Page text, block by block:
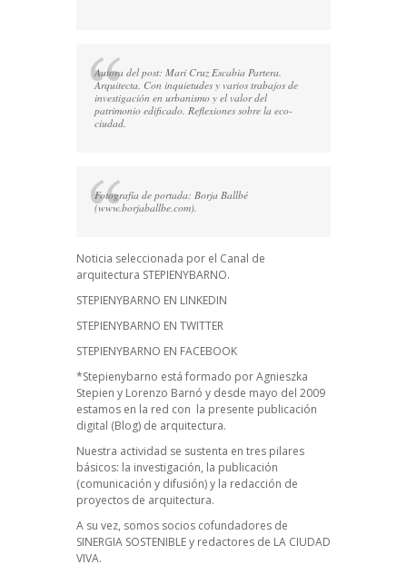
Autora del post: Mari Cruz Escabia Partera.
Arquitecta. Con inquietudes y varios trabajos de
investigación en urbanismo y el valor del
patrimonio edificado. Reflexiones sobre la eco-
ciudad.
Fotografía de portada: Borja Ballbé
(www.borjaballbe.com).
Noticia seleccionada por el Canal de
arquitectura STEPIENYBARNO.
STEPIENYBARNO EN LINKEDIN
STEPIENYBARNO EN TWITTER
STEPIENYBARNO EN FACEBOOK
*Stepienybarno está formado por Agnieszka
Stepien y Lorenzo Barnó y desde mayo del 2009
estamos en la red con la presente publicación
digital (Blog) de arquitectura.
Nuestra actividad se sustenta en tres pilares
básicos: la investigación, la publicación
(comunicación y difusión) y la redacción de
proyectos de arquitectura.
A su vez, somos socios cofundadores de
SINERGIA SOSTENIBLEy redactores de LA CIUDAD
VIVA.